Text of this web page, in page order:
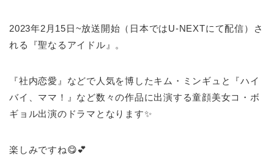
2023年2月15日~放送開始（日本ではU-NEXTにて配信）さ
れる『聖なるアイドル』。
『社内恋愛』などで人気を博したキム・ミンギュと『ハイ
バイ、ママ！』など数々の作品に出演する童顔美女コ・ボ
ギョル出演のドラマとなります✨
楽しみですね😋💕